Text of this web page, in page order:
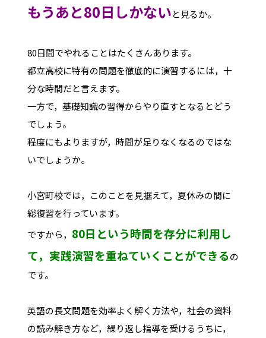
もうあと80日しかないと見るか。
80日間でやれることはたくさんあります。
都立高校に特有の問題を徹底的に演習するには，十
分な時間だと言えます。
一方で，基礎知識の習得からやり直すとなるとどう
でしょう。
程度にもよりますが，時間が足りなくなるのではな
いでしょうか。
小宮町校では，このことを見据えて，夏休みの間に
総復習を行っています。
ですから， 80日という時間を存分に利用し
て，実践演習を重ねていくことができるの
です。
英語の長文問題を効率よく解く方法や，社会の資料
の読み解き方など，繰り返し指導を受けるうちに，